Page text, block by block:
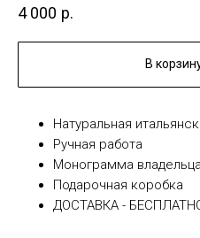
4 000 р.
В
Натуральная
Ручная работа
Монограмма владельца
Подарочная коробка
ДОСТАВКА -